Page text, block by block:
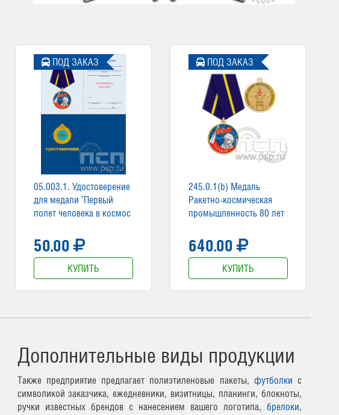
05.003.1. Удостоверение
для медали "Первый
полет человека в космос
50.00
КУПИТЬ
ПОД ЗАКАЗ
245.0.1(b) Медаль
Ракетно-космическая
промышленность 80 лет
640.00
КУПИТЬ
ПОД ЗАКАЗ
Дополнительные виды продукции
Также предприятие предлагает полиэтиленовые пакеты, футболки с
символикой заказчика, ежедневники, визитницы, планинги, блокноты,
ручки известных брендов с нанесением вашего логотипа, брелоки,